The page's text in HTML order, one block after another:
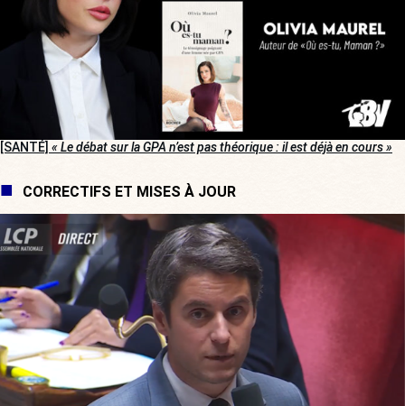
[SANTÉ] « Le débat sur la GPA n’est pas théorique : il est déjà en cours »
CORRECTIFS ET MISES À JOUR